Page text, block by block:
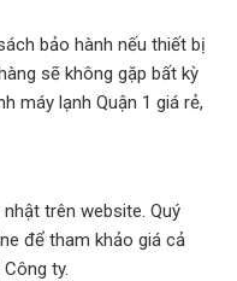
bảo hành nếu thiết bị
sẽ không gặp bất kỳ
máy lạnh Quận 1 giá rẻ,
trên website. Quý
để tham khảo giá cả
ty.